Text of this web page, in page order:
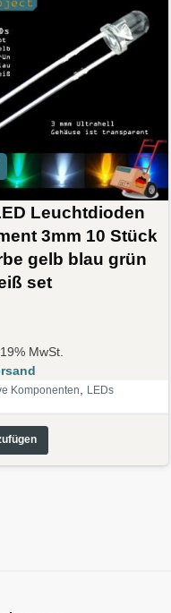
Leuchtdioden
3mm 10 Stück
gelb blau grün
set
MwSt.
Komponenten, LEDs